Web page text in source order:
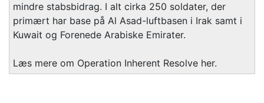
mindre stabsbidrag. I alt cirka 250 soldater, der
primært har base på Al Asad-luftbasen i Irak samt i
Kuwait og Forenede Arabiske Emirater.
Læs mere om Operation Inherent Resolve her.